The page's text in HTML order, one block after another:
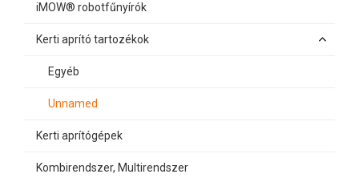
iMOW® robotfűnyírók
Kerti aprító tartozékok
Egyéb
Unnamed
Kerti aprítógépek
Kombirendszer, Multirendszer